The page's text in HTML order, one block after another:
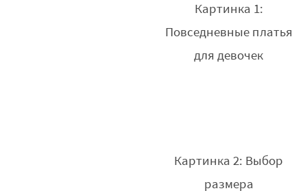
Картинка 1:
Повседневные платья
для девочек
Картинка 2: Выбор
размера